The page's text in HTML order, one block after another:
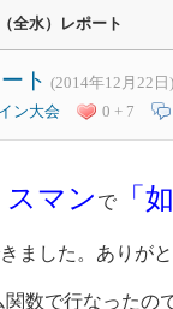
全水）レポート
ト (2014年12月22日)
ン大会 0 + 7
マン で 「
ました。ありがと
数で行なったの